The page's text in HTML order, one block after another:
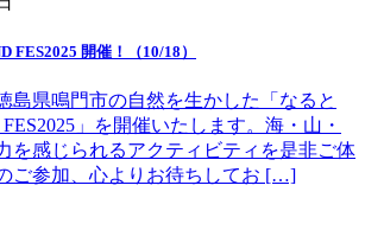
FES2025 開催！（10/18）
島県鳴門市の自然を生かした「なると
」を開催いたします。海・山・
を感じられるアクティビティを是非ご体
ご参加、心よりお待ちしてお […]